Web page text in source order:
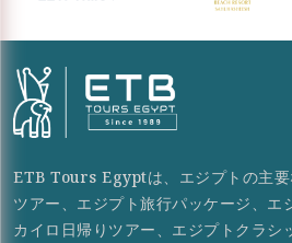
ETB Tours Egyptは、エジプトの主要
ツアー、エジプト旅行パッケージ、エ
カイロ日帰りツアー、エジプトクラシ